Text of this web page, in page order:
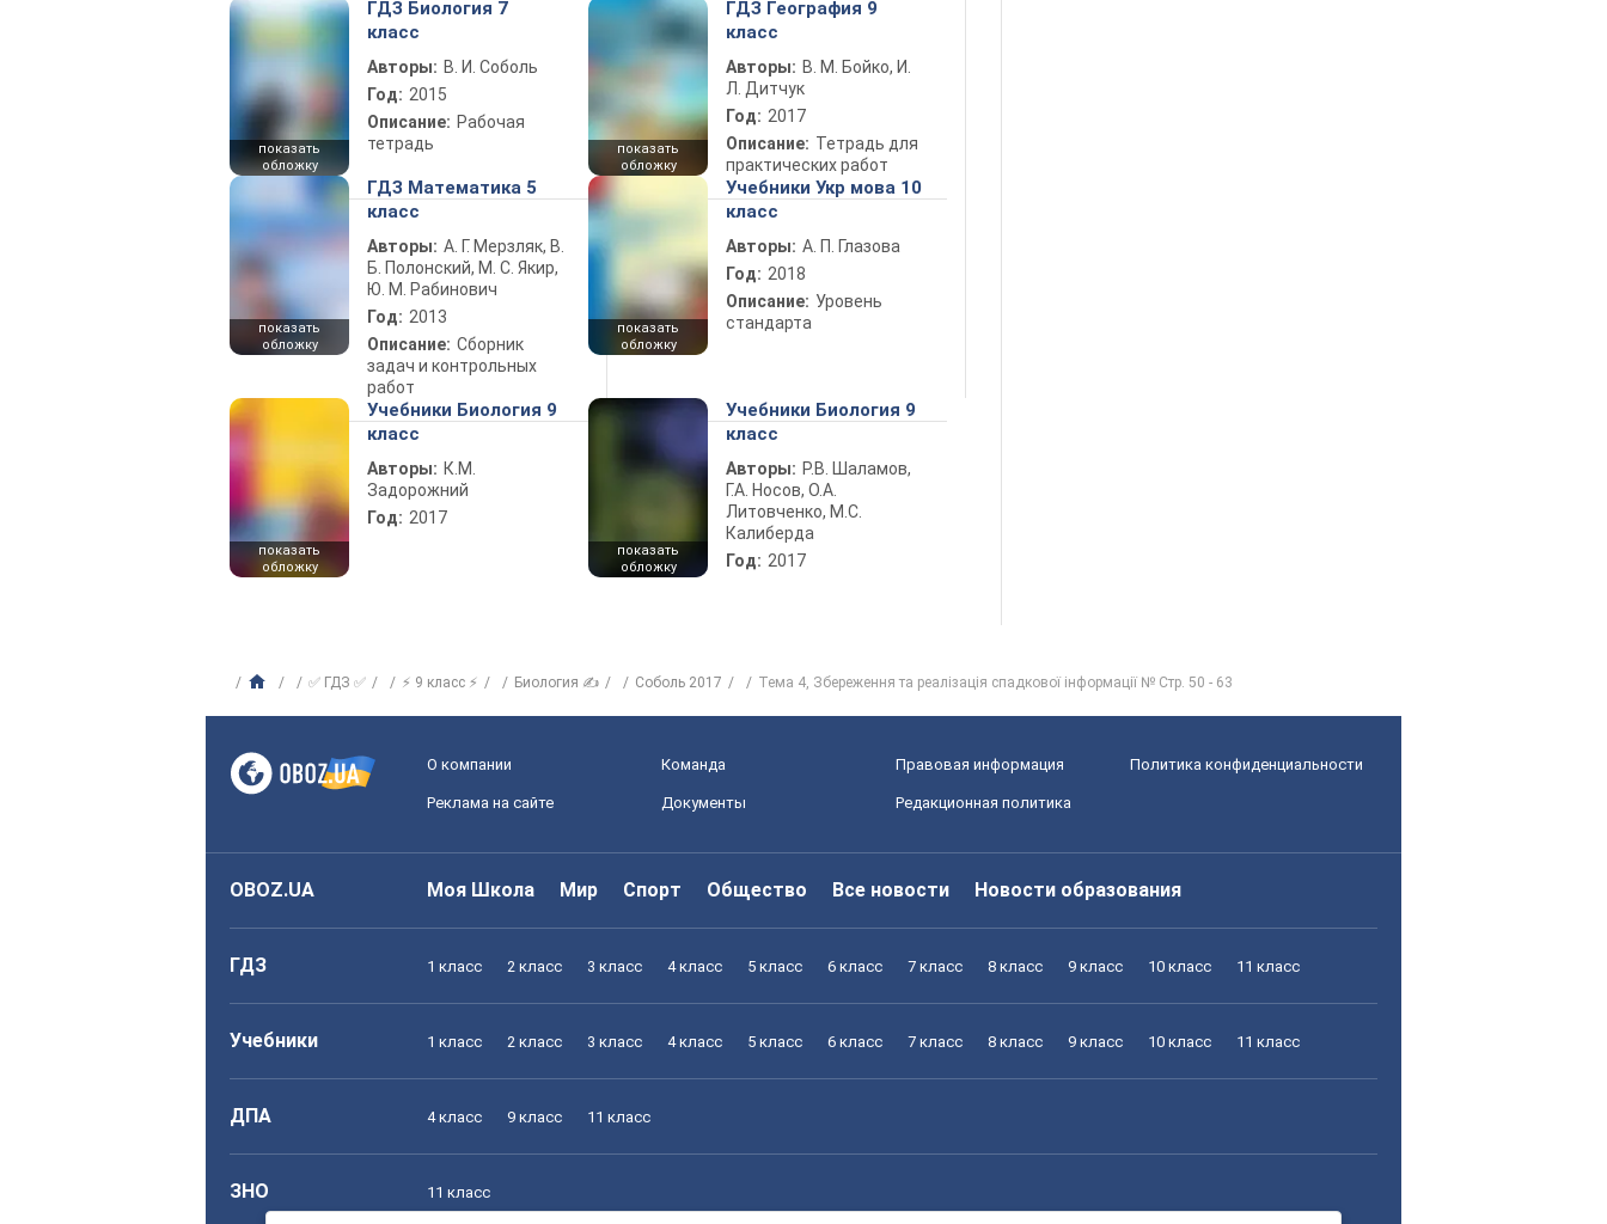
показать
обложку
ГДЗ Биология 7
класс
Авторы: В. И. Соболь
Год: 2015
Описание: Рабочая
тетрадь
показать
обложку
ГДЗ География 9
класс
Авторы: В. М. Бойко, И.
Л. Дитчук
Год: 2017
Описание: Тетрадь для
практических работ
показать
обложку
ГДЗ Математика 5
класс
Авторы: А. Г. Мерзляк, В.
Б. Полонский, М. С. Якир,
Ю. М. Рабинович
Год: 2013
Описание: Сборник
задач и контрольных
работ
показать
обложку
Учебники Укр мова 10
класс
Авторы: А. П. Глазова
Год: 2018
Описание: Уровень
стандарта
показать
обложку
Учебники Биология 9
класс
Авторы: К.М.
Задорожний
Год: 2017
показать
обложку
Учебники Биология 9
класс
Авторы: Р.В. Шаламов,
Г.А. Носов, О.А.
Литовченко, М.С.
Калиберда
Год: 2017
✅ ГДЗ ✅ ⚡ 9 класс ⚡ Биология ✍ Соболь 2017 Тема 4, Збереження та реалізація спадкової інформації № Стр. 50 - 63
О компании Команда Правовая информация Политика конфиденциальности
Реклама на сайте Документы Редакционная политика
OBOZ.UA Моя Школа Мир Спорт Общество Все новости Новости образования
ГДЗ 1 класс 2 класс 3 класс 4 класс 5 класс 6 класс 7 класс 8 класс 9 класс 10 класс 11 класс
Учебники 1 класс 2 класс 3 класс 4 класс 5 класс 6 класс 7 класс 8 класс 9 класс 10 класс 11 класс
ДПА 4 класс 9 класс 11 класс
ЗНО 11 класс